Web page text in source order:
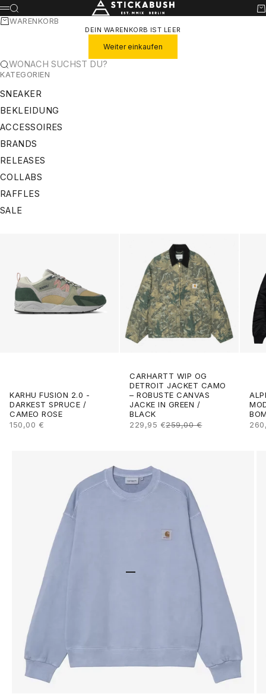
ZUM INHALT SPRINGEN STICKABUSH
MENÜ
SUCHE
WARENKORB
DEIN WARENKORB IST LEER
Weiter einkaufen
WONACH SUCHST DU?
KATEGORIEN
SNEAKER
BEKLEIDUNG
ACCESSOIRES
BRANDS
RELEASES
COLLABS
RAFFLES
SALE
KARHU FUSION 2.0 -
DARKEST SPRUCE /
CAMEO ROSE
ANGEBOT
150,00 €
CARHARTT WIP OG
DETROIT JACKET CAMO
– ROBUSTE CANVAS
JACKE IN GREEN /
BLACK
ANGEBOT
229,95 €REGULÄRER PREIS
259,00 €
GEHE ZU ELEMENT 2